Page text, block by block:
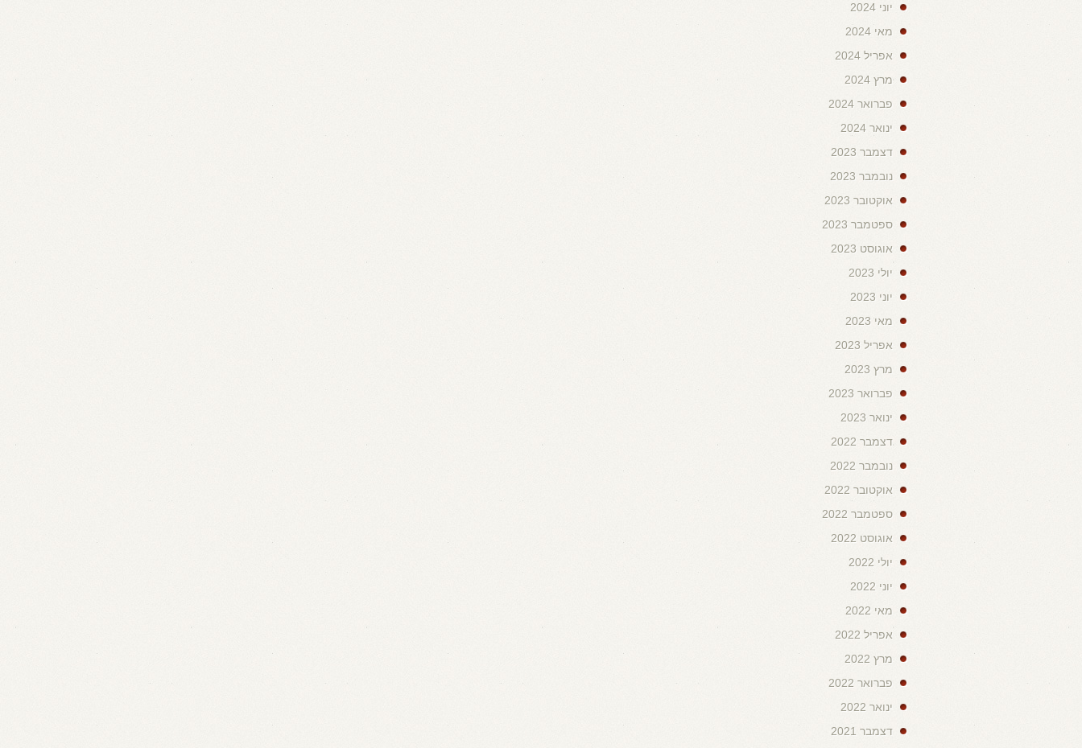
יוני 2024
מאי 2024
אפריל 2024
מרץ 2024
פברואר 2024
ינואר 2024
דצמבר 2023
נובמבר 2023
אוקטובר 2023
ספטמבר 2023
אוגוסט 2023
יולי 2023
יוני 2023
מאי 2023
אפריל 2023
מרץ 2023
פברואר 2023
ינואר 2023
דצמבר 2022
נובמבר 2022
אוקטובר 2022
ספטמבר 2022
אוגוסט 2022
יולי 2022
יוני 2022
מאי 2022
אפריל 2022
מרץ 2022
פברואר 2022
ינואר 2022
דצמבר 2021